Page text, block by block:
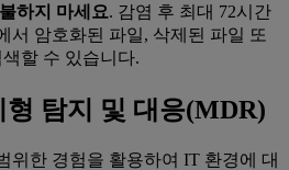
하지 마세요. 감염 후 최대 72시간
서 암호화된 파일, 삭제된 파일 또
할 수 있습니다.
탐지 및 대응(MDR)
위한 경험을 활용하여 IT 환경에 대